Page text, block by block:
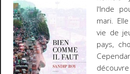
l'Inde
mari.
vie de
pays,